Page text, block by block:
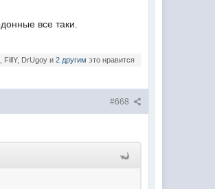
все таки.
FillY, DrUgoy и 2 другим это нравится
#668